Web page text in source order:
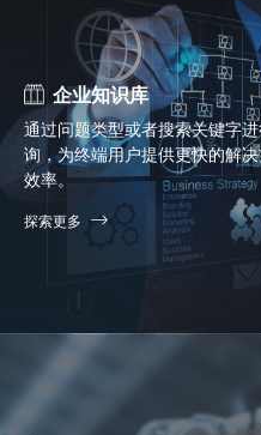
企业知识库
通过问题类型或者搜索关键字
询，为终端用户提供更快的解
效率。
探索更多